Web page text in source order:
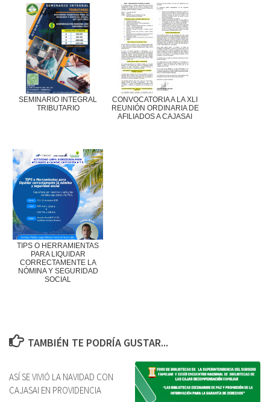
SEMINARIO INTEGRAL
TRIBUTARIO
CONVOCATORIA A LA XLI
REUNIÓN ORDINARIA DE
AFILIADOS A CAJASAI
TIPS O HERRAMIENTAS
PARA LIQUIDAR
CORRECTAMENTE LA
NÓMINA Y SEGURIDAD
SOCIAL
TAMBIÉN TE PODRÍA GUSTAR...
ASÍ SE VIVIÓ LA NAVIDAD CON
CAJASAI EN PROVIDENCIA